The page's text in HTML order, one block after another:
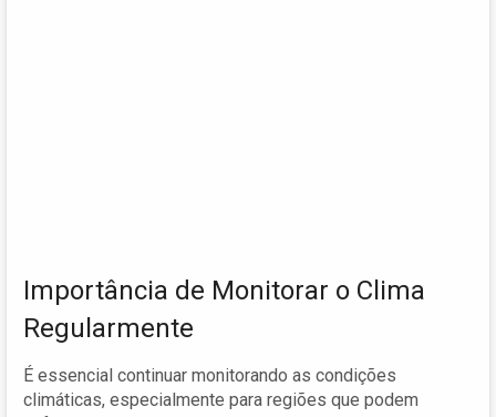
Importância de Monitorar o Clima
Regularmente
É essencial continuar monitorando as condições
climáticas, especialmente para regiões que podem